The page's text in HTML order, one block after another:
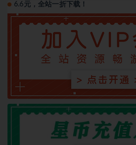
6.6元，全站一折下载！